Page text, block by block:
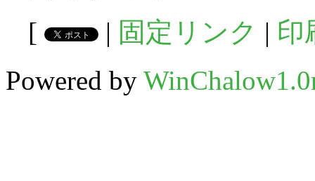
[
| 固定リンク | 印
Powered by